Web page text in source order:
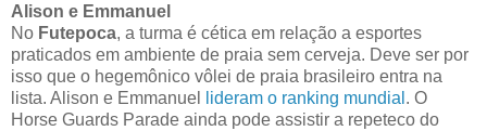
Alison e Emmanuel
No Futepoca, a turma é cética em relação a esportes
praticados em ambiente de praia sem cerveja. Deve ser por
isso que o hegemônico vôlei de praia brasileiro entra na
lista. Alison e Emmanuel
lideram o ranking mundial . O
Horse Guards Parade ainda pode assistir a repeteco do